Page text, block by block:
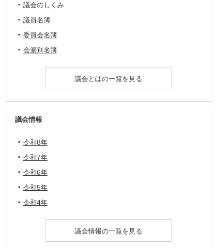
議会のしくみ
議員名簿
委員会名簿
会派別名簿
議会とはの一覧を見る
議会情報
令和8年
令和7年
令和6年
令和5年
令和4年
議会情報の一覧を見る